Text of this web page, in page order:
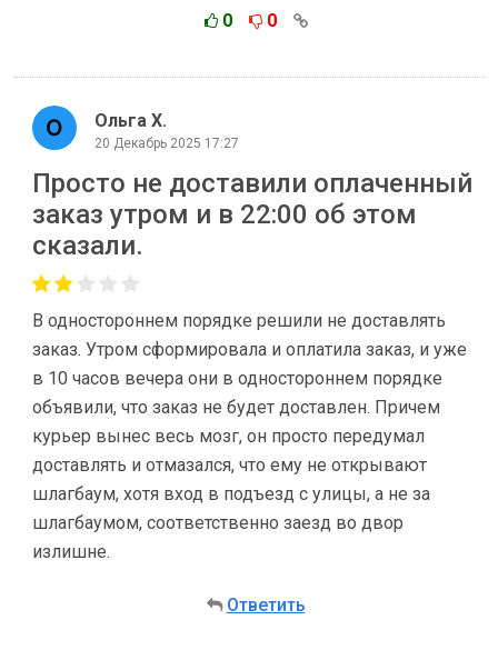
0 0
Ольга Х.
20 Декабрь 2025 17:27
Просто не доставили оплаченный
заказ утром и в 22:00 об этом
сказали.
В одностороннем порядке решили не доставлять
заказ. Утром сформировала и оплатила заказ, и уже
в 10 часов вечера они в одностороннем порядке
объявили, что заказ не будет доставлен. Причем
курьер вынес весь мозг, он просто передумал
доставлять и отмазался, что ему не открывают
шлагбаум, хотя вход в подъезд с улицы, а не за
шлагбаумом, соответственно заезд во двор
излишне.
Ответить